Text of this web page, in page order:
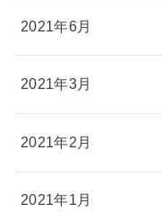
2021年6月
2021年3月
2021年2月
2021年1月